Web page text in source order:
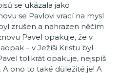
se ukázala jako
se Pavlovi vrací na mysl
zrušen a nahrazen něčím
Pavel opakuje, že v
– v Ježíši Kristu byl
tolikrát opakuje, nejspíš
ono to také důležité je! A